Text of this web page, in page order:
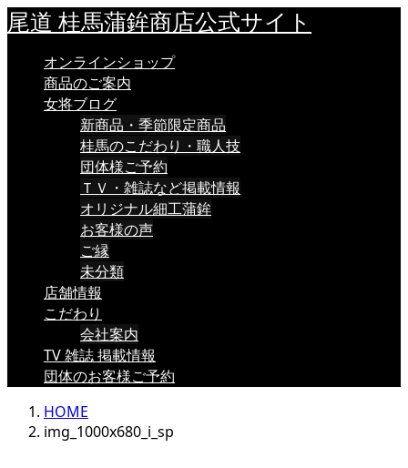
尾道 桂馬蒲鉾商店公式サイト
オンラインショップ
商品のご案内
女将ブログ
新商品・季節限定商品
桂馬のこだわり・職人技
団体様ご予約
ＴＶ・雑誌など掲載情報
オリジナル細工蒲鉾
お客様の声
ご縁
未分類
店舗情報
こだわり
会社案内
TV 雑誌 掲載情報
団体のお客様ご予約
HOME
img_1000x680_i_sp